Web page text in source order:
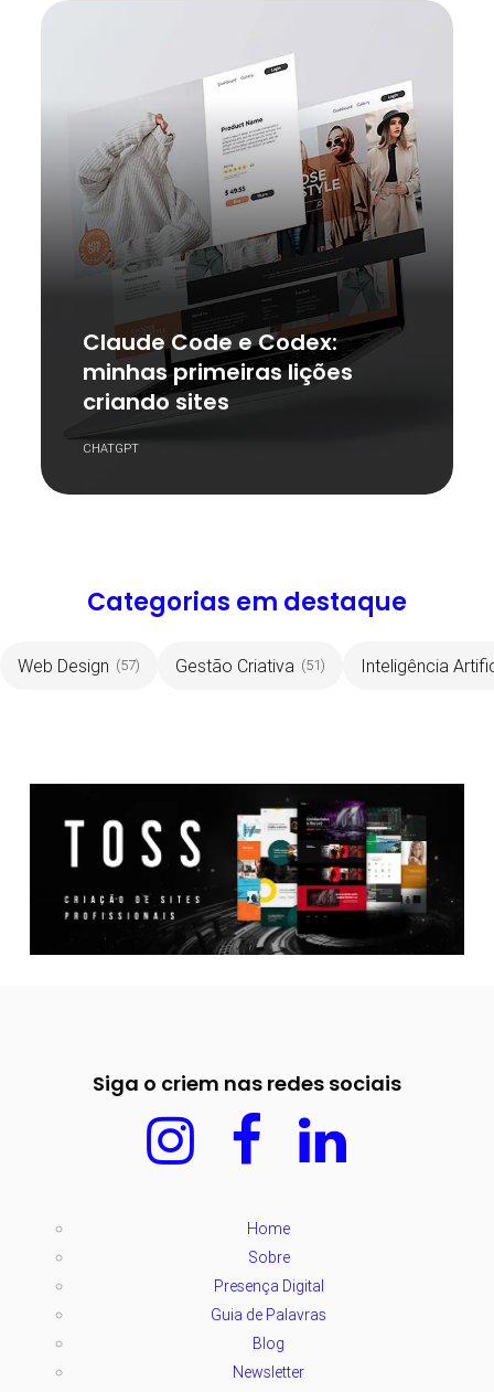
Claude Code e Codex:
minhas primeiras lições
criando sites
CHATGPT
Categorias em destaque
Web Design (57) Gestão Criativa (51) Inteligência
Siga o criem nas redes sociais
Home
Sobre
Presença Digital
Guia de Palavras
Blog
Newsletter